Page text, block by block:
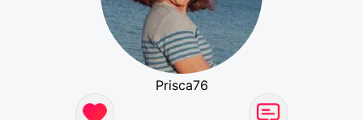
Prisca76